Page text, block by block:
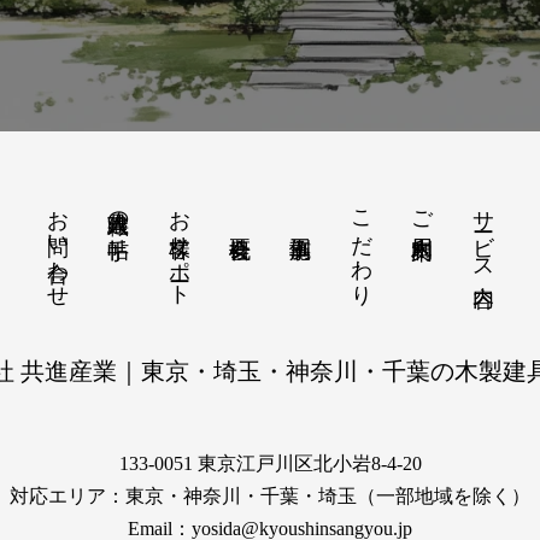
サービス内容
ご利用案内
こだわり
お客様サポート
建具職人の手帖
お問い合わせ
共進産業｜東京・埼玉・神奈川・千葉の木製建
133-0051 東京江戸川区北小岩8-4-20
対応エリア：東京・神奈川・千葉・埼玉（一部地域を除く）
Email：yosida@kyoushinsangyou.jp